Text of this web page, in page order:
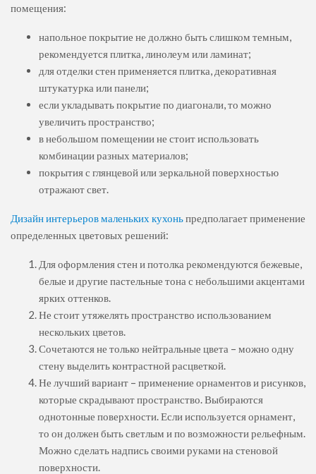
помещения:
напольное покрытие не должно быть слишком темным,
рекомендуется плитка, линолеум или ламинат;
для отделки стен применяется плитка, декоративная
штукатурка или панели;
если укладывать покрытие по диагонали, то можно
увеличить пространство;
в небольшом помещении не стоит использовать
комбинации разных материалов;
покрытия с глянцевой или зеркальной поверхностью
отражают свет.
Дизайн интерьеров маленьких кухоньпредполагает применение
определенных цветовых решений:
Для оформления стен и потолка рекомендуются бежевые,
белые и другие пастельные тона с небольшими акцентами
ярких оттенков.
Не стоит утяжелять пространство использованием
нескольких цветов.
Сочетаются не только нейтральные цвета – можно одну
стену выделить контрастной расцветкой.
Не лучший вариант – применение орнаментов и рисунков,
которые скрадывают пространство. Выбираются
однотонные поверхности. Если используется орнамент,
то он должен быть светлым и по возможности рельефным.
Можно сделать надпись своими руками на стеновой
поверхности.